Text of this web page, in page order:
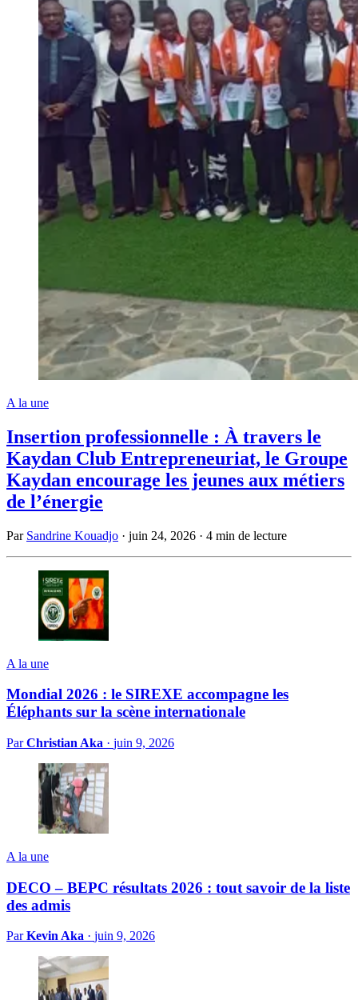
A la une
Insertion professionnelle : À travers le
Kaydan Club Entrepreneuriat, le Groupe
Kaydan encourage les jeunes aux métiers
de l’énergie
Par Sandrine Kouadjo · juin 24, 2026 · 4 min de lecture
A la une
Mondial 2026 : le SIREXE accompagne les
Éléphants sur la scène internationale
ParChristian Aka · juin 9, 2026
A la une
DECO – BEPC résultats 2026 : tout savoir de la liste
des admis
ParKevin Aka · juin 9, 2026